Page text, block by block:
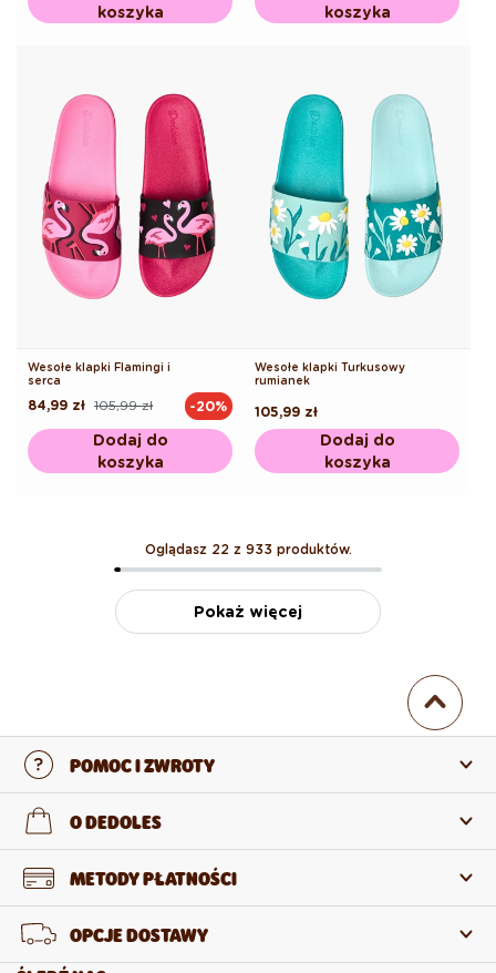
koszyka
koszyka
Wesołe klapki Flamingi i
serca
Cena
105,99 zł
Cena
84,99 zł -20%
Dodaj do
koszyka
Wesołe klapki Turkusowy
rumianek
Cena
regularna
105,99 zł
Dodaj do
koszyka
Oglądasz 22 z 933 produktów.
Pokaż więcej
POMOC I ZWROTY
Skontaktuj się z nami
Zwroty i reklamacje
Odstąpienie od umowy
O DEDOLES
O nas
Sprzedaż hurtowa
METODY PŁATNOŚCI
OPCJE DOSTAWY